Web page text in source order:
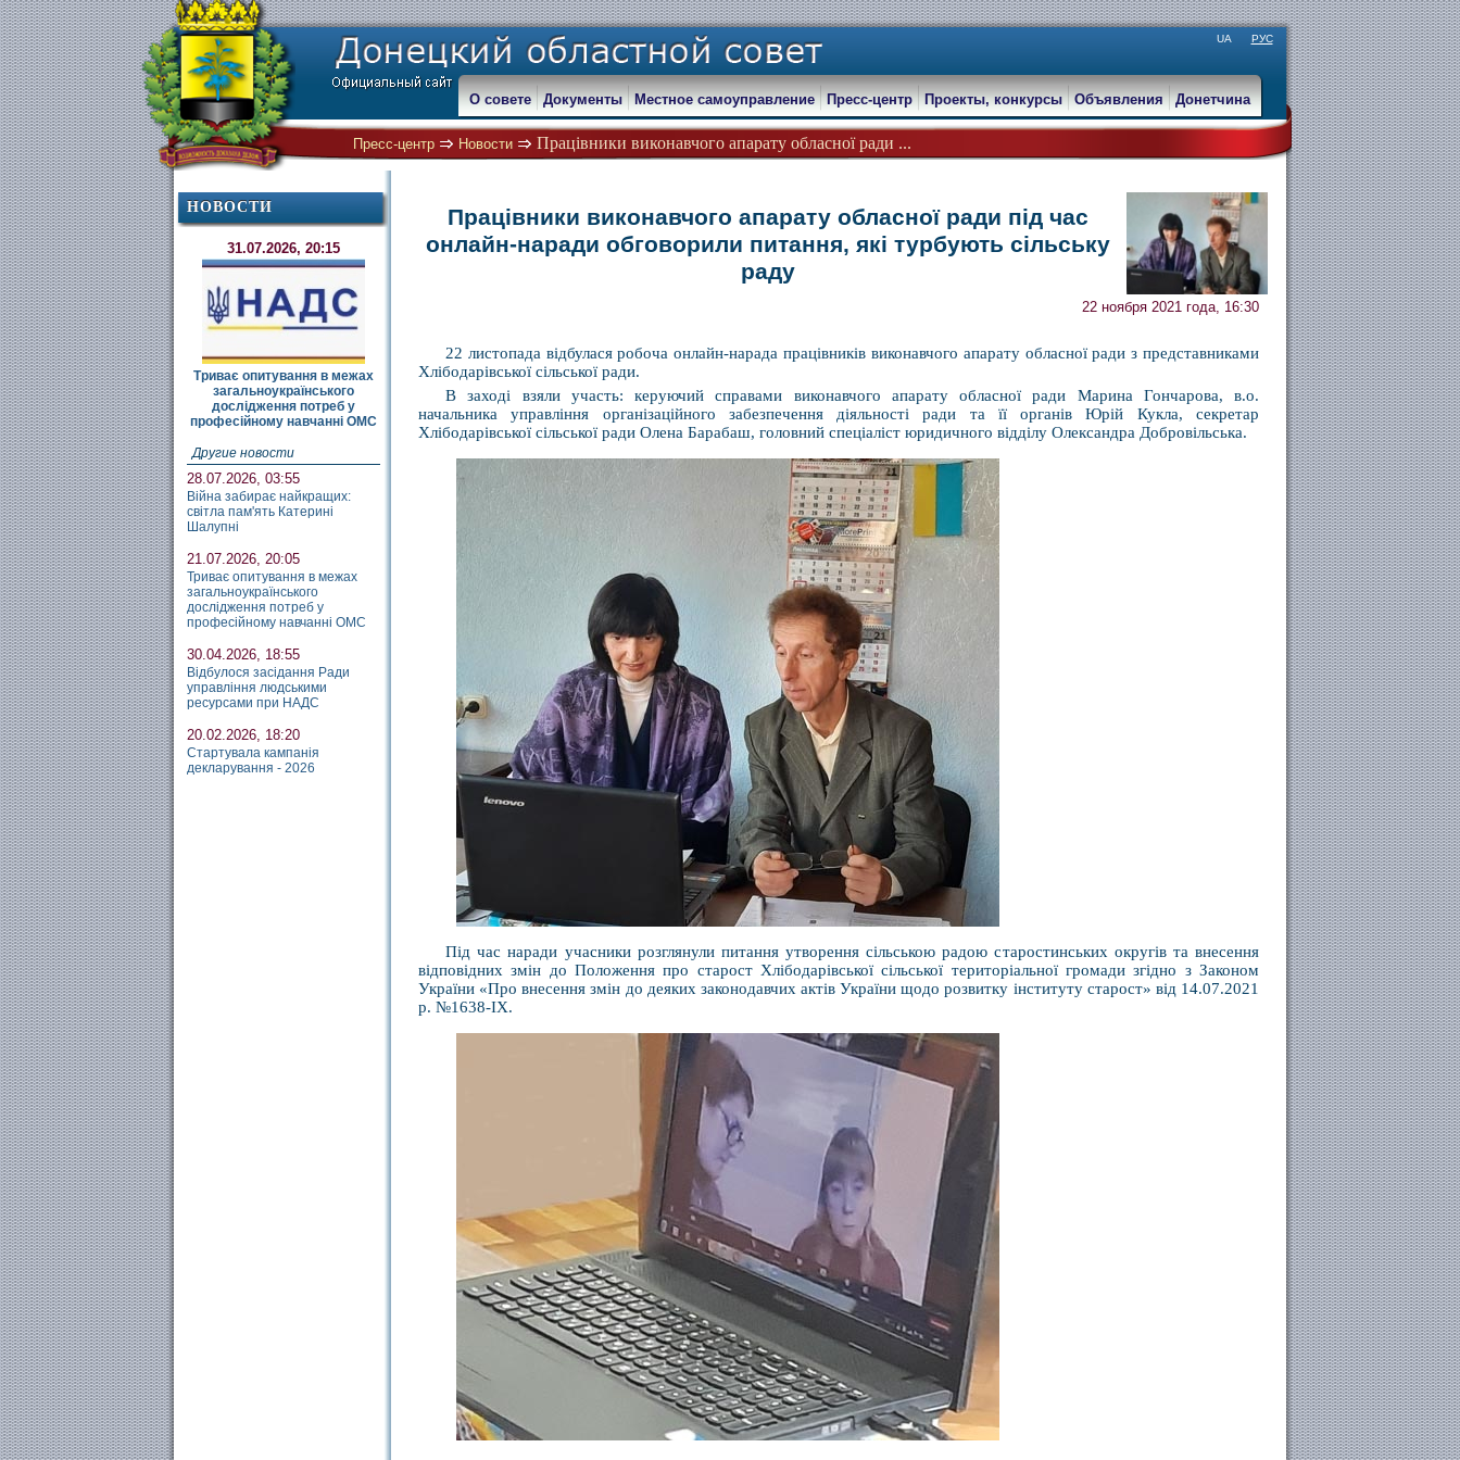
UA РУС
Пресс-центр Новости Працівники виконавчого апарату обласної ради ...
О совете Документы Местное самоуправление Пресс-центр Проекты, конкурсы Объявления Донетчина
НОВОСТИ
31.07.2026, 20:15
Триває опитування в межах
загальноукраїнського
дослідження потреб у
професійному навчанні ОМС
Другие новости
28.07.2026, 03:55
Війна забирає найкращих:
світла пам'ять Катерині
Шалупні
21.07.2026, 20:05
Триває опитування в межах
загальноукраїнського
дослідження потреб у
професійному навчанні ОМС
30.04.2026, 18:55
Відбулося засідання Ради
управління людськими
ресурсами при НАДС
20.02.2026, 18:20
Стартувала кампанія
декларування - 2026
Працівники виконавчого апарату обласної ради під час
онлайн-наради обговорили питання, які турбують сільську
раду
22 ноября 2021 года, 16:30
22 листопада відбулася робоча онлайн-нарада працівників виконавчого апарату обласної ради з представниками
Хлібодарівської сільської ради.
В заході взяли участь: керуючий справами виконавчого апарату обласної ради Марина Гончарова, в.о.
начальника управління організаційного забезпечення діяльності ради та її органів Юрій Кукла, секретар
Хлібодарівської сільської ради Олена Барабаш, головний спеціаліст юридичного відділу Олександра Добровільська.
Під час наради учасники розглянули питання утворення сільською радою старостинських округів та внесення
відповідних змін до Положення про старост Хлібодарівської сільської територіальної громади згідно з Законом
України «Про внесення змін до деяких законодавчих актів України щодо розвитку інституту старост» від 14.07.2021
р. №1638-ІХ.